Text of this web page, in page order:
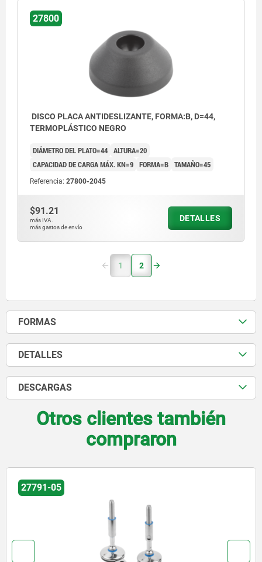
27800
DISCO PLACA ANTIDESLIZANTE, FORMA:B, D=44,
TERMOPLÁSTICO NEGRO
DIÁMETRO DEL PLATO=44 ALTURA=20
CAPACIDAD DE CARGA MÁX. KN=9 FORMA=B TAMAÑO=45
Referencia: 27800-2045
$91.21
más IVA.
más gastos de envío
DETALLES
1 2
FORMAS
DETALLES
DESCARGAS
Otros clientes también
compraron
27791-05